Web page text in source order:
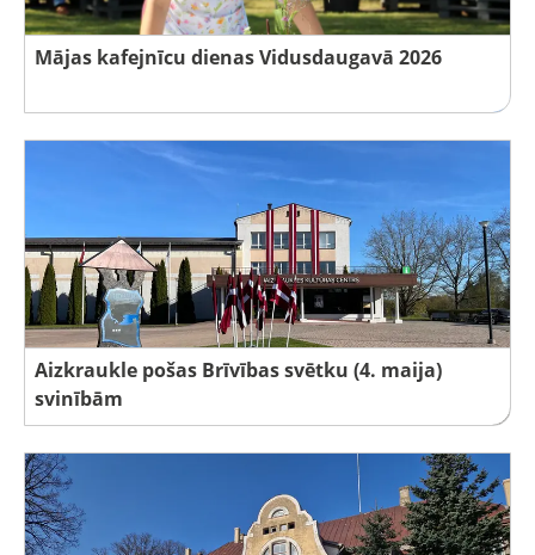
Mājas kafejnīcu dienas Vidusdaugavā 2026
Aizkraukle pošas Brīvības svētku (4. maija)
svinībām